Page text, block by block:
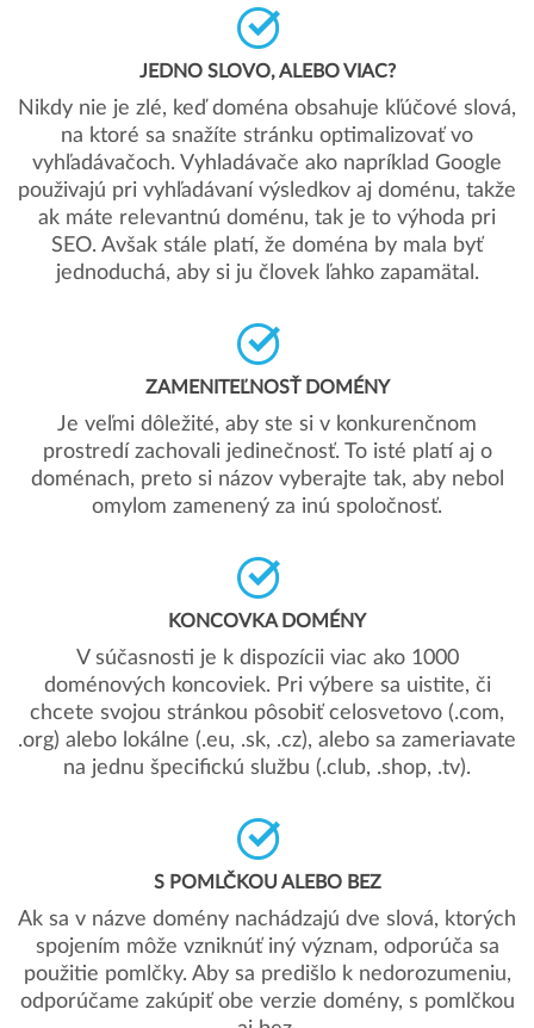
JEDNO SLOVO, ALEBO VIAC?
Nikdy nie je zlé, keď doména obsahuje kľúčové slová,
na ktoré sa snažíte stránku optimalizovať vo
vyhľadávačoch. Vyhladávače ako napríklad Google
použivajú pri vyhľadávaní výsledkov aj doménu, takže
ak máte relevantnú doménu, tak je to výhoda pri
SEO. Avšak stále platí, že doména by mala byť
jednoduchá, aby si ju človek ľahko zapamätal.
ZAMENITEĽNOSŤ DOMÉNY
Je veľmi dôležité, aby ste si v konkurenčnom
prostredí zachovali jedinečnosť. To isté platí aj o
doménach, preto si názov vyberajte tak, aby nebol
omylom zamenený za inú spoločnosť.
KONCOVKA DOMÉNY
V súčasnosti je k dispozícii viac ako 1000
doménových koncoviek. Pri výbere sa uistite, či
chcete svojou stránkou pôsobiť celosvetovo (.com,
.org) alebo lokálne (.eu, .sk, .cz), alebo sa zameriavate
na jednu špecifickú službu (.club, .shop, .tv).
S POMLČKOU ALEBO BEZ
Ak sa v názve domény nachádzajú dve slová, ktorých
spojením môže vzniknúť iný význam, odporúča sa
použitie pomlčky. Aby sa predišlo k nedorozumeniu,
odporúčame zakúpiť obe verzie domény, s pomlčkou